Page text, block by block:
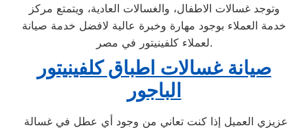
وتوجد غسالات الاطفال، والغسالات العادية، ويتمتع مركز
خدمة العملاء بوجود مهارة وخبرة عالية لافضل خدمة صيانة
لعملاء كلفينيتور في مصر.
صيانة غسالات اطباق كلفينيتور
الباجور